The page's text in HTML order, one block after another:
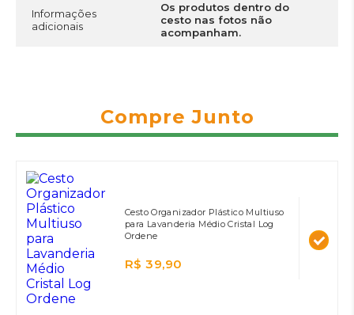
Informações
adicionais
Os produtos dentro do
cesto nas fotos não
acompanham.
Compre Junto
Cesto Organizador Plástico Multiuso
para Lavanderia Médio Cristal Log
Ordene
R$ 39,90